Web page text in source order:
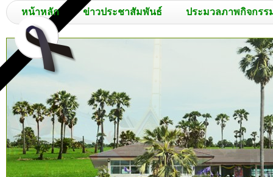
หน้าหลัก ข่าวประชาสัมพันธ์ ประมวลภาพกิจกรร